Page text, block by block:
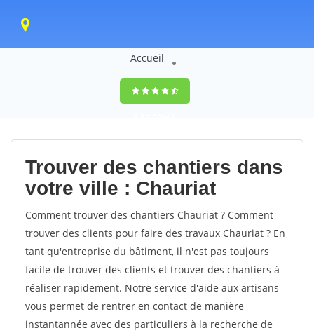
Accueil
9,5(100%)0
votes
Trouver des chantiers dans
votre ville : Chauriat
Comment trouver des chantiers Chauriat ? Comment
trouver des clients pour faire des travaux Chauriat ? En
tant qu'entreprise du bâtiment, il n'est pas toujours
facile de trouver des clients et trouver des chantiers à
réaliser rapidement. Notre service d'aide aux artisans
vous permet de rentrer en contact de manière
instantannée avec des particuliers à la recherche de